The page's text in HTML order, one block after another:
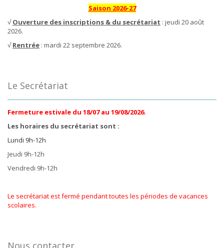
Saison 2026-27
√Ouverture des inscriptions & du secrétariat : jeudi 20 août
2026.
√Rentrée : mardi 22 septembre 2026.
Le Secrétariat
Fermeture estivale du 18/07 au 19/08/2026.
Les horaires du secrétariat sont :
Lundi 9h-12h
Jeudi 9h-12h
Vendredi 9h-12h
Le secrétariat est fermé pendant toutes les périodes de vacances
scolaires.